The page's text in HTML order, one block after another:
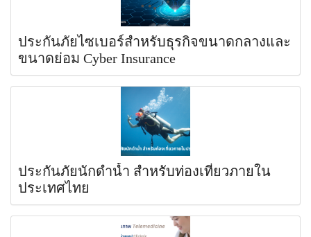
ประกันภัยไซเบอร์สำหรับธุรกิจขนาดกลางและ
ขนาดย่อม Cyber Insurance
ประกันภัยนักดำน้ำ สำหรับท่องเที่ยวภายใน
ประเทศไทย